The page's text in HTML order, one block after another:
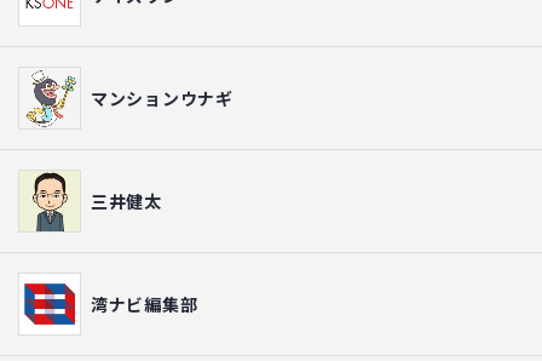
マンションウナギ
三井健太
湾ナビ編集部